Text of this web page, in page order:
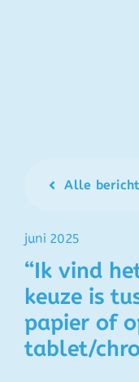
Alle
juni 2025
“Ik vind
keuze is
papier of
tablet/